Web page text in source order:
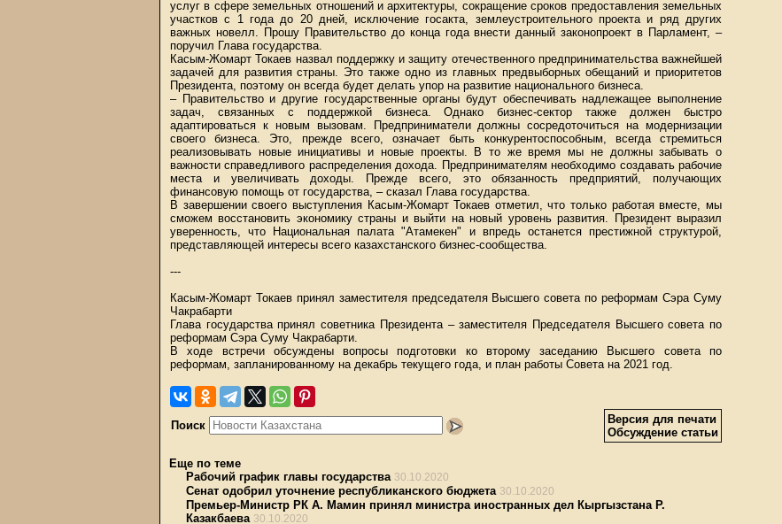
услуг в сфере земельных отношений и архитектуры, сокращение сроков предоставления земельных
участков с 1 года до 20 дней, исключение госакта, землеустроительного проекта и ряд других
важных новелл. Прошу Правительство до конца года внести данный законопроект в Парламент, –
поручил Глава государства.
Касым-Жомарт Токаев назвал поддержку и защиту отечественного предпринимательства важнейшей
задачей для развития страны. Это также одно из главных предвыборных обещаний и приоритетов
Президента, поэтому он всегда будет делать упор на развитие национального бизнеса.
– Правительство и другие государственные органы будут обеспечивать надлежащее выполнение
задач, связанных с поддержкой бизнеса. Однако бизнес-сектор также должен быстро
адаптироваться к новым вызовам. Предприниматели должны сосредоточиться на модернизации
своего бизнеса. Это, прежде всего, означает быть конкурентоспособным, всегда стремиться
реализовывать новые инициативы и новые проекты. В то же время мы не должны забывать о
важности справедливого распределения дохода. Предпринимателям необходимо создавать рабочие
места и увеличивать доходы. Прежде всего, это обязанность предприятий, получающих
финансовую помощь от государства, – сказал Глава государства.
В завершении своего выступления Касым-Жомарт Токаев отметил, что только работая вместе, мы
сможем восстановить экономику страны и выйти на новый уровень развития. Президент выразил
уверенность, что Национальная палата "Атамекен" и впредь останется престижной структурой,
представляющей интересы всего казахстанского бизнес-сообщества.
---
Касым-Жомарт Токаев принял заместителя председателя Высшего совета по реформам Сэра Суму
Чакрабарти
Глава государства принял советника Президента – заместителя Председателя Высшего cовета по
реформам Сэра Суму Чакрабарти.
В ходе встречи обсуждены вопросы подготовки ко второму заседанию Высшего совета по
реформам, запланированному на декабрь текущего года, и план работы Совета на 2021 год.
Поиск
Версия для печати
Обсуждение статьи
Еще по теме
Рабочий график главы государства 30.10.2020
Сенат одобрил уточнение республиканского бюджета 30.10.2020
Премьер-Министр РК А. Мамин принял министра иностранных дел Кыргызстана Р.
Казакбаева 30.10.2020